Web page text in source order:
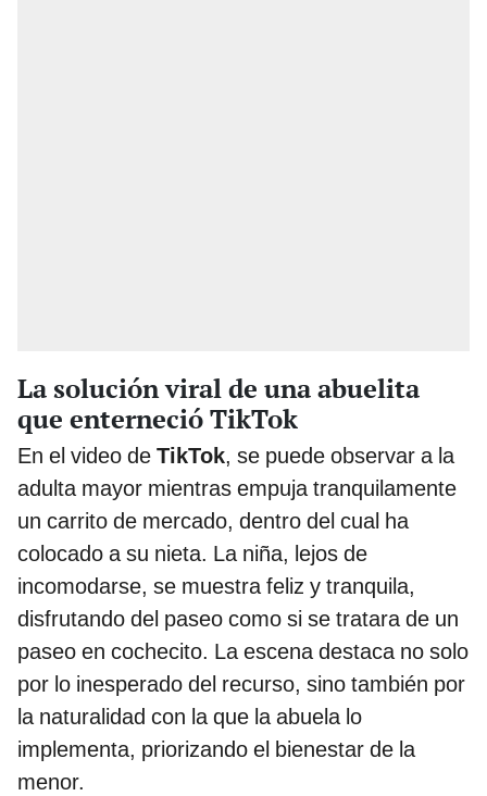
La solución viral de una abuelita
que enterneció TikTok
En el video de TikTok, se puede observar a la
adulta mayor mientras empuja tranquilamente
un carrito de mercado, dentro del cual ha
colocado a su nieta. La niña, lejos de
incomodarse, se muestra feliz y tranquila,
disfrutando del paseo como si se tratara de un
paseo en cochecito. La escena destaca no solo
por lo inesperado del recurso, sino también por
la naturalidad con la que la abuela lo
implementa, priorizando el bienestar de la
menor.